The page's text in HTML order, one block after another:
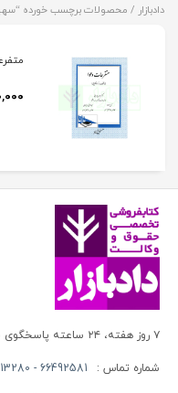
دادبازار / محصولات برچسب خورده
۷ روز هفته، ۲۴ ساعته پاسخگوی شما هستیم
شماره تماس : 66492581 - 66413280 (021)